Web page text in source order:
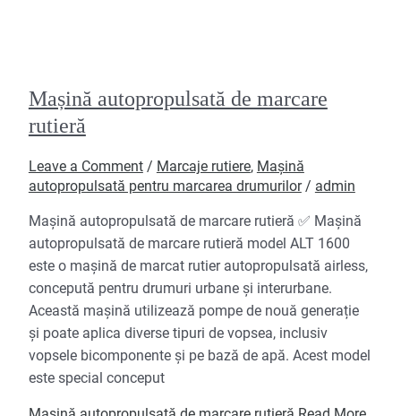
Mașină autopropulsată de marcare
rutieră
Leave a Comment / Marcaje rutiere, Mașină
autopropulsată pentru marcarea drumurilor/ admin
Mașină autopropulsată de marcare rutieră ✅ Mașină
autopropulsată de marcare rutieră model ALT 1600
este o mașină de marcat rutier autopropulsată airless,
concepută pentru drumuri urbane și interurbane.
Această mașină utilizează pompe de nouă generație
și poate aplica diverse tipuri de vopsea, inclusiv
vopsele bicomponente și pe bază de apă. Acest model
este special conceput